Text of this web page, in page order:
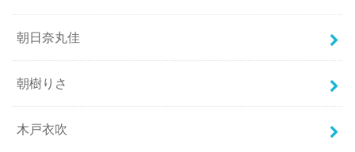
朝日奈丸佳
朝樹りさ
木戸衣吹